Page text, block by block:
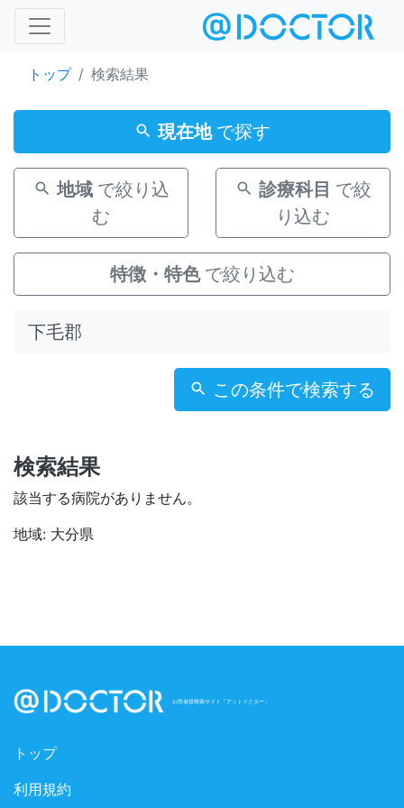
トップ 検索結果
現在地 で探す
地域 で絞り込
む
診療科目 で絞
り込む
特徴・特色 で絞り込む
この条件で検索する
検索結果
該当する病院がありません。
地域: 大分県
お医者様検索サイト「アットドクター」
トップ
利用規約